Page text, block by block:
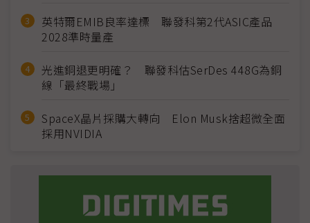
英特爾EMIB良率達標 聯發科第2代ASIC產品
2028準時量產
光進銅退更明確？ 聯發科估SerDes 448G為銅
線「最終戰場」
SpaceX晶片採購大轉向 Elon Musk捨超微全面
採用NVIDIA